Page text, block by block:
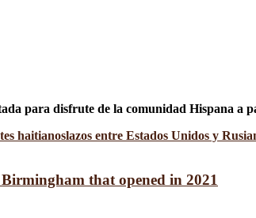
para disfrute de la comunidad Hispana a
haitianoslazos entre Estados Unidos y Rusia
that opened in 2021